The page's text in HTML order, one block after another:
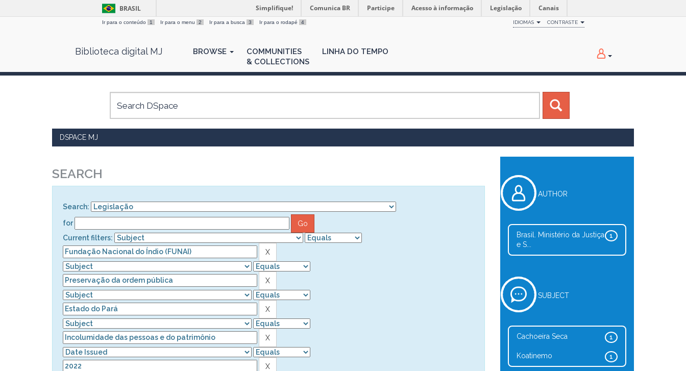
BRASIL Simplifique! Comunica BR Participe Acesso à informação Legislação Canais
Ir para o conteúdo 1 Ir para o menu 2 Ir para a busca 3 Ir para o rodapé 4 IDIOMAS CONTRASTE
Biblioteca digital MJ BROWSE
COMMUNITIES
& COLLECTIONS
LINHA DO TEMPO
DSPACE MJ
SEARCH
Search:
for
Current filters:
AUTHOR
1
Brasil. Ministério da Justiça
e S...
SUBJECT
1
Cachoeira Seca
1
Koatinemo